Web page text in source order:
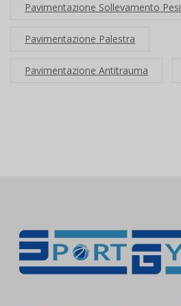
Pavimentazione Sollevamento Pesi
Pavimentazione Palestra
Pavimentazione Antitrauma